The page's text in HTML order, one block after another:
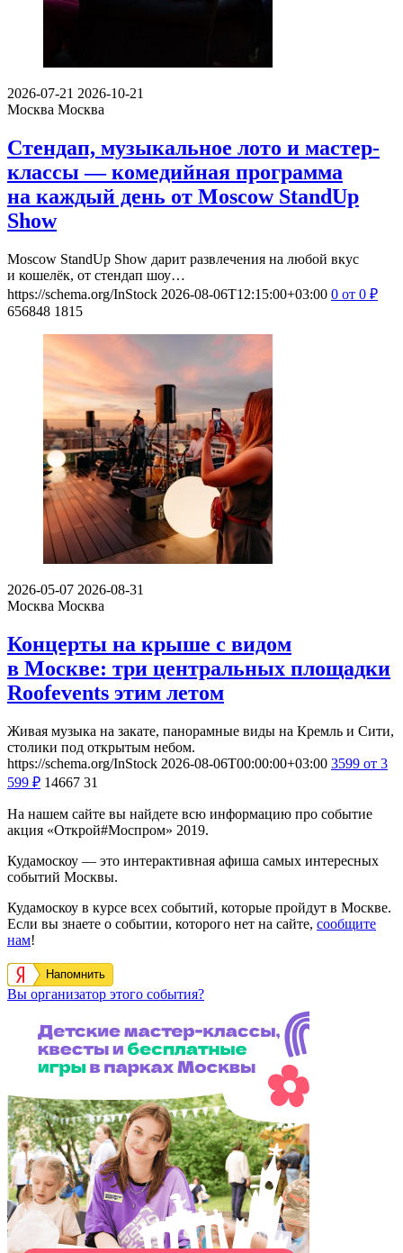
2026-07-21 2026-10-21
Москва Москва
Стендап, музыкальное лото и мастер-
классы — комедийная программа
на каждый день от Moscow StandUp
Show
Moscow StandUp Show дарит развлечения на любой вкус
и кошелёк, от стендап шоу…
https://schema.org/InStock 2026-08-06T12:15:00+03:00 0 от 0 ₽
656848 1815
2026-05-07 2026-08-31
Москва Москва
Концерты на крыше с видом
в Москве: три центральных площадки
Roofevents этим летом
Живая музыка на закате, панорамные виды на Кремль и Сити,
столики под открытым небом.
https://schema.org/InStock 2026-08-06T00:00:00+03:00 3599 от 3
599 ₽ 14667 31
На нашем сайте вы найдете всю информацию про событие
акция «Открой#Моспром» 2019.
Кудамоскоу — это интерактивная афиша самых интересных
событий Москвы.
Кудамоскоу в курсе всех событий, которые пройдут в Москве.
Если вы знаете о событии, которого нет на сайте, сообщите
нам!
Напомнить
Вы организатор этого события?